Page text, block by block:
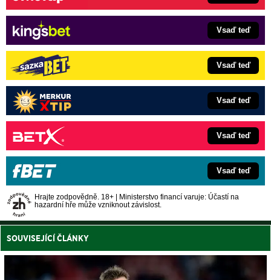
Vsaď teď
Vsaď teď
Vsaď teď
Vsaď teď
Vsaď teď
Hrajte zodpovědně. 18+ | Ministerstvo financí varuje: Účastí na
hazardní hře může vzniknout závislost.
SOUVISEJÍCÍ ČLÁNKY